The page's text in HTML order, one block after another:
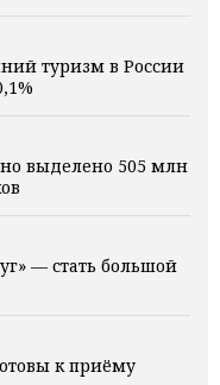
туризм в России
выделено 505 млн
— стать большой
к приёму